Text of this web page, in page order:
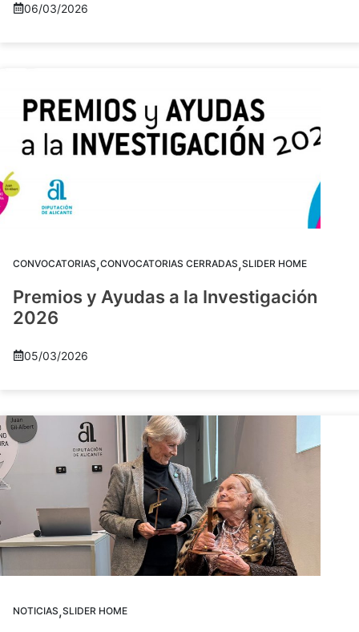
06/03/2026
CONVOCATORIAS,CONVOCATORIAS CERRADAS,SLIDER HOME
Premios y Ayudas a la Investigación
2026
05/03/2026
NOTICIAS,SLIDER HOME